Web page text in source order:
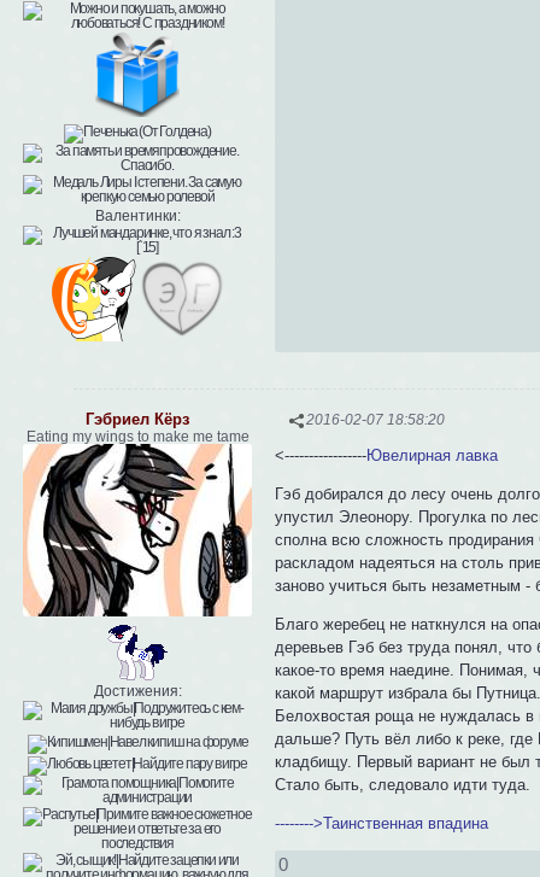
Валентинки:
2016-02-07 18:58:20
Гэбриел Кёрз
Eating my wings to make me tame
Достижения:
<-----------------Ювелирная лавка
Гэб добирался до лесу очень
упустил Элеонору. Прогулка по
сполна всю сложность
раскладом надеяться на столь
заново учиться быть незаметным
Благо жеребец не наткнулся на
деревьев Гэб без труда понял,
какое-то время наедине. Понимая,
какой маршрут избрала бы
Белохвостая роща не нуждалась
дальше? Путь вёл либо к реке,
кладбищу. Первый вариант не был
Стало быть, следовало идти туда.
-------->Таинственная впадина
0